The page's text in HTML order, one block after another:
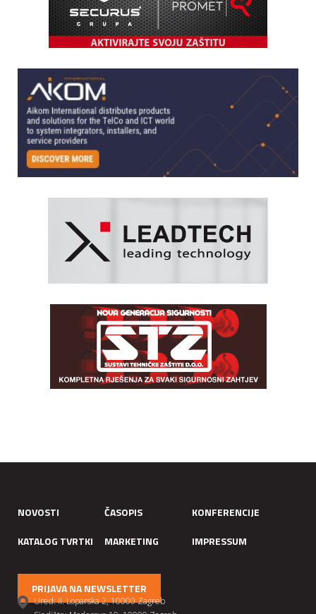
NOVOSTI ČASOPIS
KONFERENCIJE
KATALOG TVRTKI
MARKETING IMPRESSUM
PRIJAVA NA NEWSLETTER
Ured: II. Loparska 2, 10000 Zagreb